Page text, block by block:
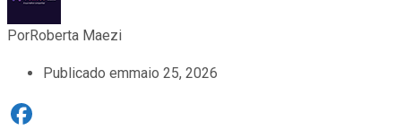
PorRoberta Maezi
Publicado emmaio 25, 2026